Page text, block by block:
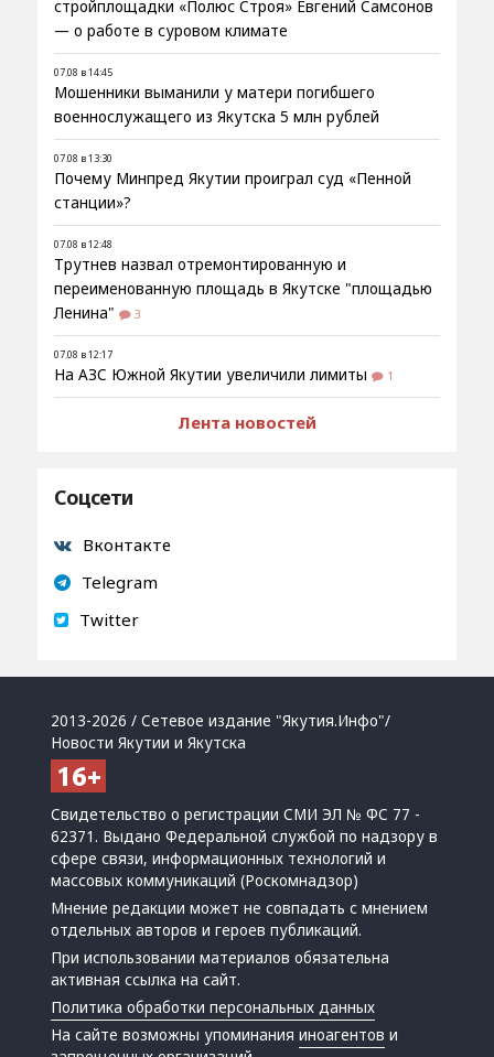
стройплощадки «Полюс Строя» Евгений Самсонов
— о работе в суровом климате
07.08 в 14:45
Мошенники выманили у матери погибшего
военнослужащего из Якутска 5 млн рублей
07.08 в 13:30
Почему Минпред Якутии проиграл суд «Пенной
станции»?
07.08 в 12:48
Трутнев назвал отремонтированную и
переименованную площадь в Якутске "площадью
Ленина"
3
07.08 в 12:17
На АЗС Южной Якутии увеличили лимиты 1
Лента новостей
Соцсети
Вконтакте
Telegram
Twitter
2013-2026 / Сетевое издание "Якутия.Инфо"/
Новости Якутии и Якутска
Свидетельство о регистрации СМИ ЭЛ № ФС 77 -
62371. Выдано Федеральной службой по надзору в
сфере связи, информационных технологий и
массовых коммуникаций (Роскомнадзор)
Мнение редакции может не совпадать с мнением
отдельных авторов и героев публикаций.
При использовании материалов обязательна
активная ссылка на сайт.
Политика обработки персональных данных
На сайте возможны упоминанияиноагентов и